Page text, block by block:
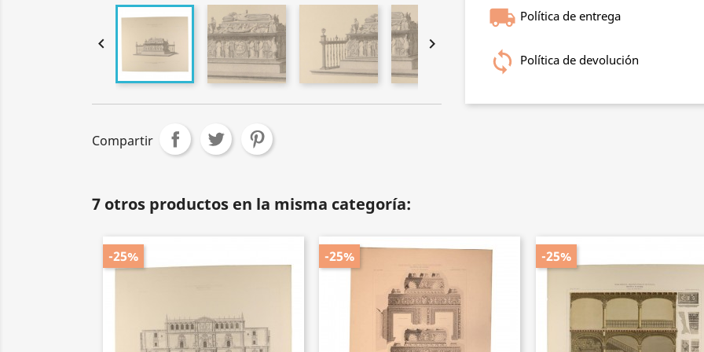
 
Política de entrega
Política de devolución
Compartir
7 otros productos en la misma categoría:
-25% -25% -25%